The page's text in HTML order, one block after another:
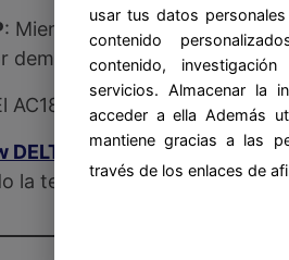
: Mientras que el AC180 es
demanda energética.
AC180 tiene casi el doble de
2 : Aunque ambos
la tecnología de baterías de
usar tus datos
contenido
contenido,
servicios. Almacenar la
acceder a ella Además
mantiene gracias a las
través de los enlaces de